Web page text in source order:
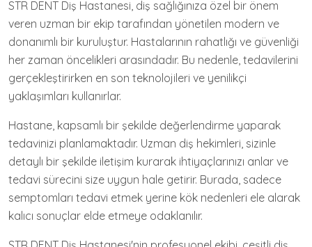
STR DENT Diş Hastanesi, diş sağlığınıza özel bir önem
veren uzman bir ekip tarafından yönetilen modern ve
donanımlı bir kuruluştur. Hastalarının rahatlığı ve güvenliği
her zaman öncelikleri arasındadır. Bu nedenle, tedavilerini
gerçekleştirirken en son teknolojileri ve yenilikçi
yaklaşımları kullanırlar.
Hastane, kapsamlı bir şekilde değerlendirme yaparak
tedavinizi planlamaktadır. Uzman diş hekimleri, sizinle
detaylı bir şekilde iletişim kurarak ihtiyaçlarınızı anlar ve
tedavi sürecini size uygun hale getirir. Burada, sadece
semptomları tedavi etmek yerine kök nedenleri ele alarak
kalıcı sonuçlar elde etmeye odaklanılır.